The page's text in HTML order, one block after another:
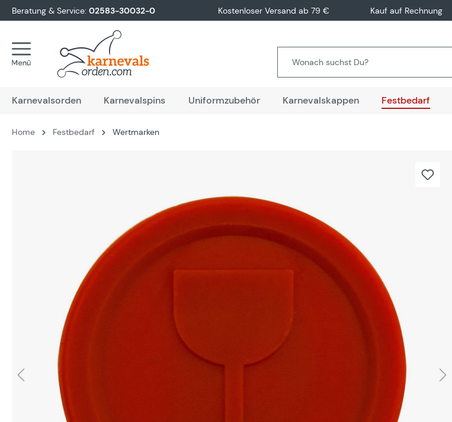
Zur Hauptnavigation springen
Beratung & Service: 02583-30032-0 Kostenloser Versand ab 79 € Kauf auf Rechnung
Karnevalsorden Karnevalspins Uniformzubehör Karnevalskappen Festbedarf
Home Festbedarf Wertmarken